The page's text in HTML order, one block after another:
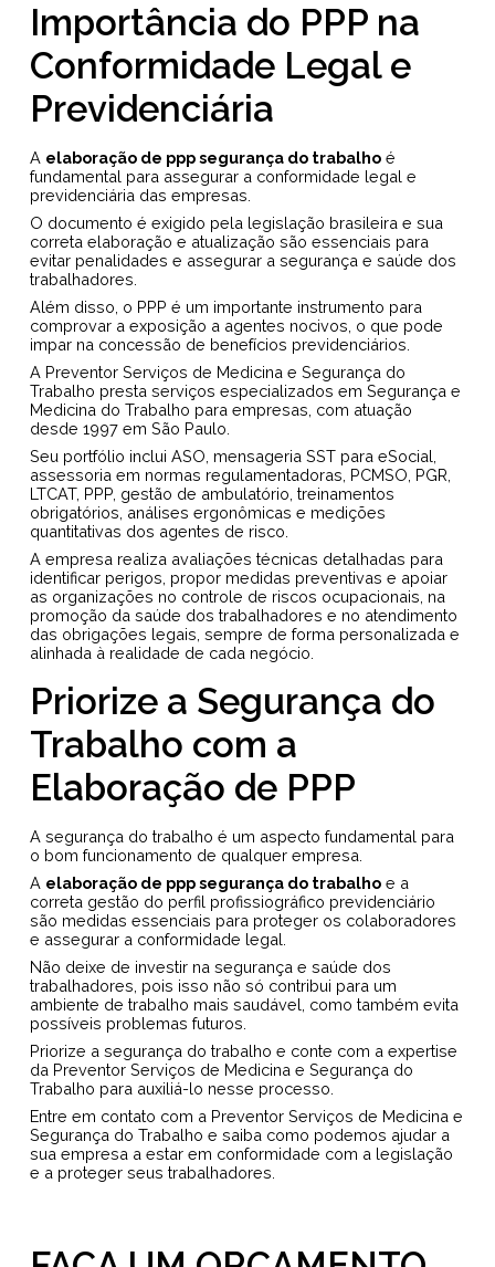
Importância do PPP na
Conformidade Legal e
Previdenciária
A elaboração de ppp segurança do trabalho é
fundamental para assegurar a conformidade legal e
previdenciária das empresas.
O documento é exigido pela legislação brasileira e sua
correta elaboração e atualização são essenciais para
evitar penalidades e assegurar a segurança e saúde dos
trabalhadores.
Além disso, o PPP é um importante instrumento para
comprovar a exposição a agentes nocivos, o que pode
impar na concessão de benefícios previdenciários.
A Preventor Serviços de Medicina e Segurança do
Trabalho presta serviços especializados em Segurança e
Medicina do Trabalho para empresas, com atuação
desde 1997 em São Paulo.
Seu portfólio inclui ASO, mensageria SST para eSocial,
assessoria em normas regulamentadoras, PCMSO, PGR,
LTCAT, PPP, gestão de ambulatório, treinamentos
obrigatórios, análises ergonômicas e medições
quantitativas dos agentes de risco.
A empresa realiza avaliações técnicas detalhadas para
identificar perigos, propor medidas preventivas e apoiar
as organizações no controle de riscos ocupacionais, na
promoção da saúde dos trabalhadores e no atendimento
das obrigações legais, sempre de forma personalizada e
alinhada à realidade de cada negócio.
Priorize a Segurança do
Trabalho com a
Elaboração de PPP
A segurança do trabalho é um aspecto fundamental para
o bom funcionamento de qualquer empresa.
A elaboração de ppp segurança do trabalho e a
correta gestão do perfil profissiográfico previdenciário
são medidas essenciais para proteger os colaboradores
e assegurar a conformidade legal.
Não deixe de investir na segurança e saúde dos
trabalhadores, pois isso não só contribui para um
ambiente de trabalho mais saudável, como também evita
possíveis problemas futuros.
Priorize a segurança do trabalho e conte com a expertise
da Preventor Serviços de Medicina e Segurança do
Trabalho para auxiliá-lo nesse processo.
Entre em contato com a Preventor Serviços de Medicina e
Segurança do Trabalho e saiba como podemos ajudar a
sua empresa a estar em conformidade com a legislação
e a proteger seus trabalhadores.